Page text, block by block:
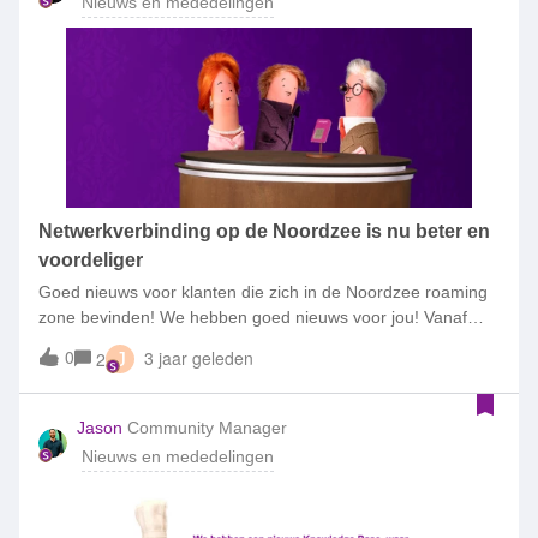
Netwerkverbinding op de Noordzee is nu beter en
voordeliger
Goed nieuws voor klanten die zich in de Noordzee roaming
zone bevinden! We hebben goed nieuws voor jou! Vanaf
vandaag bel, sms en internet jij veel voordeliger op de
Noordzee. Dankzij onze samenwerking met roaming partner
Tampnet creëren we zo een veel toegankelijker alternatief
voor de communicatie via satelliet of marifoon op de
drukstbezochte vaarroute van Europa. Bevind jij je in de
Noordzee roaming zone? Dan profiteer je vanaf vandaag
van de roaming zone Noordzee, ontvang je een welkomst
0 2 J 3 jaar geleden
Jason Community Manager
Nieuws en mededelingen